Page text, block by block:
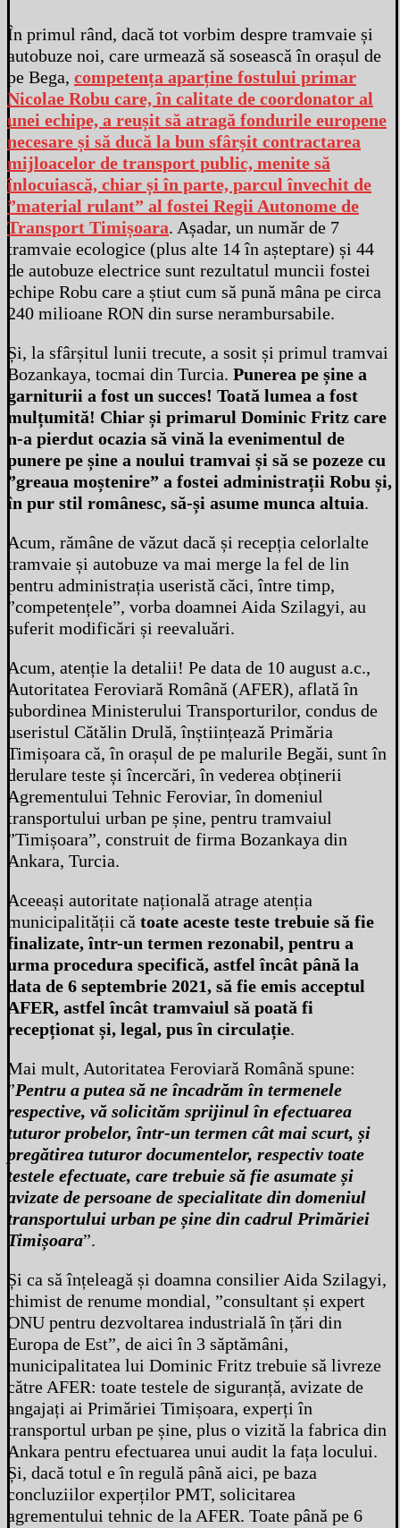
În primul rând, dacă tot vorbim despre tramvaie și
autobuze noi, care urmează să sosească în orașul de
pe Bega, competența aparține fostului primar
Nicolae Robu care, în calitate de coordonator al
unei echipe, a reușit să atragă fondurile europene
necesare și să ducă la bun sfârșit contractarea
mijloacelor de transport public, menite să
înlocuiască, chiar și în parte, parcul învechit de
”material rulant” al fostei Regii Autonome de
Transport Timișoara. Așadar, un număr de 7
tramvaie ecologice (plus alte 14 în așteptare) și 44
de autobuze electrice sunt rezultatul muncii fostei
echipe Robu care a știut cum să pună mâna pe circa
240 milioane RON din surse nerambursabile.
Și, la sfârșitul lunii trecute, a sosit și primul tramvai
Bozankaya, tocmai din Turcia. Punerea pe șine a
garniturii a fost un succes! Toată lumea a fost
mulțumită! Chiar și primarul Dominic Fritz care
n-a pierdut ocazia să vină la evenimentul de
punere pe șine a noului tramvai și să se pozeze cu
”greaua moștenire” a fostei administrații Robu și,
în pur stil românesc, să-și asume munca altuia.
Acum, rămâne de văzut dacă și recepția celorlalte
tramvaie și autobuze va mai merge la fel de lin
pentru administrația useristă căci, între timp,
”competențele”, vorba doamnei Aida Szilagyi, au
suferit modificări și reevaluări.
Acum, atenție la detalii! Pe data de 10 august a.c.,
Autoritatea Feroviară Română (AFER), aflată în
subordinea Ministerului Transporturilor, condus de
useristul Cătălin Drulă, înștiințează Primăria
Timișoara că, în orașul de pe malurile Begăi, sunt în
derulare teste și încercări, în vederea obținerii
Agrementului Tehnic Feroviar, în domeniul
transportului urban pe șine, pentru tramvaiul
”Timișoara”, construit de firma Bozankaya din
Ankara, Turcia.
Aceeași autoritate națională atrage atenția
municipalității că toate aceste teste trebuie să fie
finalizate, într-un termen rezonabil, pentru a
urma procedura specifică, astfel încât până la
data de 6 septembrie 2021, să fie emis acceptul
AFER, astfel încât tramvaiul să poată fi
recepționat și, legal, pus în circulație.
Mai mult, Autoritatea Feroviară Română spune:
”Pentru a putea să ne încadrăm în termenele
respective, vă solicităm sprijinul în efectuarea
tuturor probelor, într-un termen cât mai scurt, și
pregătirea tuturor documentelor, respectiv toate
testele efectuate, care trebuie să fie asumate și
avizate de persoane de specialitate din domeniul
transportului urban pe șine din cadrul Primăriei
Timișoara”.
Și ca să înțeleagă și doamna consilier Aida Szilagyi,
chimist de renume mondial, ”consultant și expert
ONU pentru dezvoltarea industrială în țări din
Europa de Est”, de aici în 3 săptămâni,
municipalitatea lui Dominic Fritz trebuie să livreze
către AFER: toate testele de siguranță, avizate de
angajați ai Primăriei Timișoara, experți în
transportul urban pe șine, plus o vizită la fabrica din
Ankara pentru efectuarea unui audit la fața locului.
Și, dacă totul e în regulă până aici, pe baza
concluziilor experților PMT, solicitarea
agrementului tehnic de la AFER. Toate până pe 6